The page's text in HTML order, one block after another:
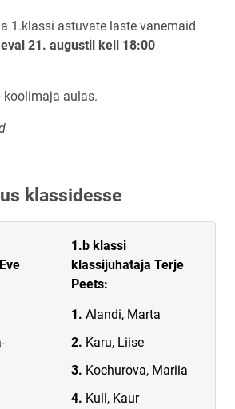
1.klassi astuvate laste vanemaid
21. augustil kell 18:00
aulas.
klassidesse
1.b klassi
klassijuhataja Terje
Peets:
Alandi, Marta
Karu, Liise
Kochurova, Mariia
Kull, Kaur